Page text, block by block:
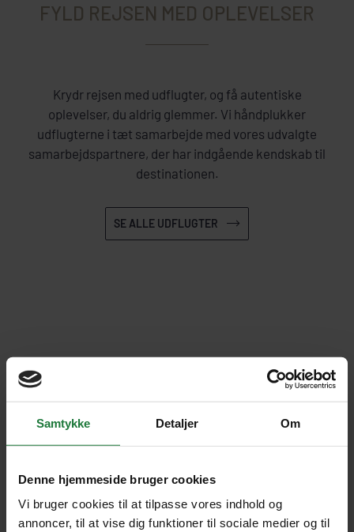
Samtykke Detaljer Om
Denne hjemmeside bruger cookies
Vi bruger cookies til at tilpasse vores indhold og
annoncer, til at vise dig funktioner til sociale medier og til
FYLD REJSEN MED OPLEVELSER
Krydr rejsen med udflugter, og få autentiske
oplevelser, du aldrig glemmer. Vi håndplukker
udflugterne i tæt samarbejde med vores udvalgte
samarbejdspartnere, der har indgående kendskab til
destinationen.
SE ALLE UDFLUGTER
Costa Rica er et rigtig dejligt rejseland
JØRGEN, SOLRØD STRAND